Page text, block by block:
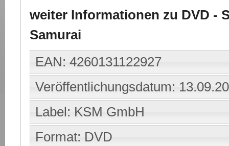
weiter Informationen zu DVD -
Samurai
EAN: 4260131122927
Veröffentlichungsdatum:
Label: KSM GmbH
Format: DVD